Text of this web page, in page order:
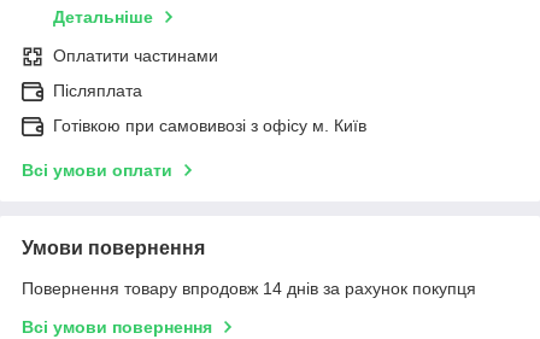
Детальніше
Оплатити частинами
Післяплата
Готівкою при самовивозі з офісу м. Київ
Всі умови оплати
Умови повернення
Повернення товару впродовж 14 днів за рахунок покупця
Всі умови повернення